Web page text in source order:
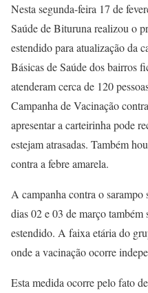
Nesta segunda-feira 17 de
Saúde de Bituruna realizou o
estendido para atualização da
Básicas de Saúde dos bairros
atenderam cerca de 120
Campanha de Vacinação
apresentar a carteirinha pode
estejam atrasadas. Também
contra a febre amarela.
A campanha contra o sarampo
dias 02 e 03 de março
estendido. A faixa etária do
onde a vacinação ocorre
Esta medida ocorre pelo fato